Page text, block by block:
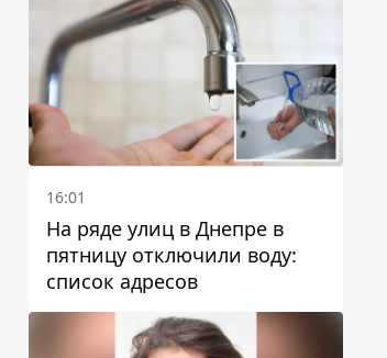
16:01
На ряде улиц в Днепре в
пятницу отключили воду:
список адресов